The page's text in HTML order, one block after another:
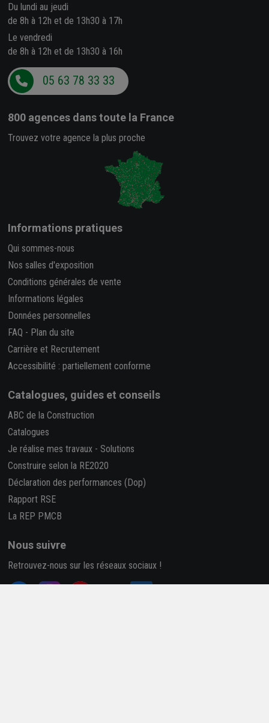
Du lundi au jeudi
de 8h à 12h et de 13h30 à 17h
Le vendredi
de 8h à 12h et de 13h30 à 16h
05 63 78 33 33
800 agences dans toute la France
Trouvez votre agence la plus proche
Informations pratiques
Qui sommes-nous
Nos salles d'exposition
Conditions générales de vente
Informations légales
Données personnelles
FAQ - Plan du site
Carrière et Recrutement
Accessibilité : partiellement conforme
Catalogues, guides et conseils
ABC de la Construction
Catalogues
Je réalise mes travaux - Solutions
Construire selon la RE2020
Déclaration des performances (Dop)
Rapport RSE
La REP PMCB
Nous suivre
Retrouvez-nous sur les réseaux sociaux !